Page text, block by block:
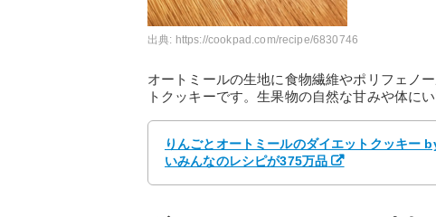
出典: https://cookpad.com/recipe/6830746
オートミールの生地に食物繊維やポリフェノ
トクッキーです。生果物の自然な甘みや体に
りんごとオートミールのダイエットクッキー
いみんなのレシピが375万品